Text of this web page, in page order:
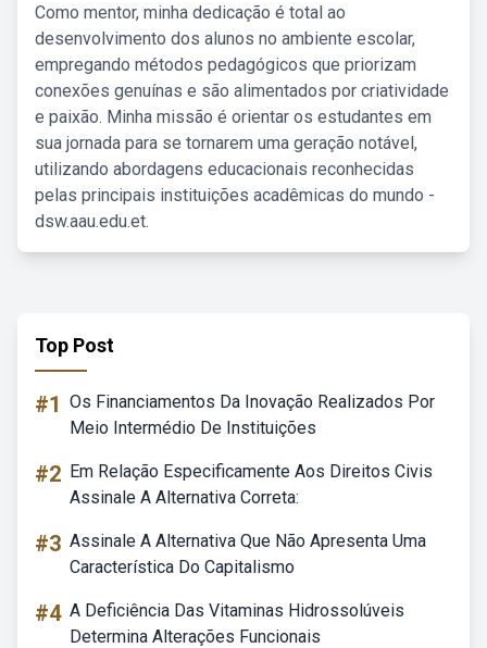
Como mentor, minha dedicação é total ao
desenvolvimento dos alunos no ambiente escolar,
empregando métodos pedagógicos que priorizam
conexões genuínas e são alimentados por criatividade
e paixão. Minha missão é orientar os estudantes em
sua jornada para se tornarem uma geração notável,
utilizando abordagens educacionais reconhecidas
pelas principais instituições acadêmicas do mundo -
dsw.aau.edu.et.
Top Post
#1 Os Financiamentos Da Inovação Realizados Por
Meio Intermédio De Instituições
#2 Em Relação Especificamente Aos Direitos Civis
Assinale A Alternativa Correta:
#3 Assinale A Alternativa Que Não Apresenta Uma
Característica Do Capitalismo
#4 A Deficiência Das Vitaminas Hidrossolúveis
Determina Alterações Funcionais